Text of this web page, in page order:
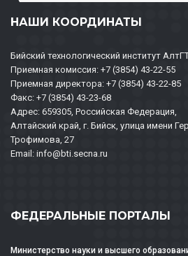
НАШИ КООРДИНАТЫ
Бийский технологический институт
Приемная комиссия: +7 (3854) 43-22-55
Приемная директора: +7 (3854) 43-22-85
Факс: +7 (3854) 43-23-68
Адрес: 659305, Российская Федерация,
Алтайский край, г. Бийск, улица имени
Трофимова, 27
Email: info@bti.secna.ru
ФЕДЕРАЛЬНЫЕ ПОРТАЛЫ
Министерство науки и высшего